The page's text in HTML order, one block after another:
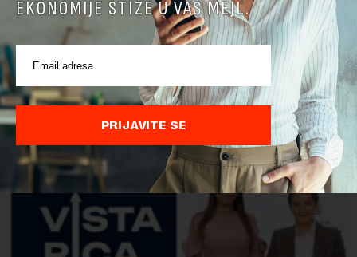
POVEZANI SADRŽAJI
EKONOMIJE STIŽE U VAŠ MEJL.
PRIJAVITE SE